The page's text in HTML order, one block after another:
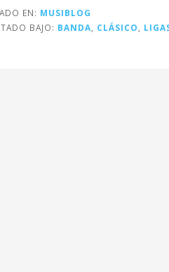
EN: MUSIBLOG
BAJO: BANDA CLÁSICO